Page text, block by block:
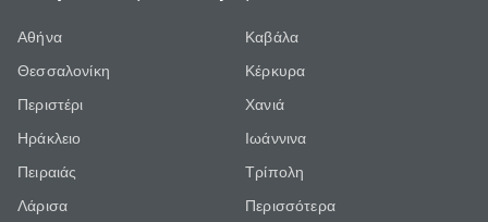
Αθήνα
Θεσσαλονίκη
Περιστέρι
Ηράκλειο
Πειραιάς
Λάρισα
Καβάλα
Κέρκυρα
Χανιά
Ιωάννινα
Τρίπολη
Περισσότερα